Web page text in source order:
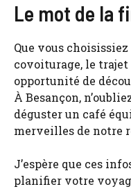
Le mot de la
Que vous
covoiturage, le trajet
opportunité de
À Besançon,
déguster un café
merveilles de notre
J’espère que ces
planifier votre